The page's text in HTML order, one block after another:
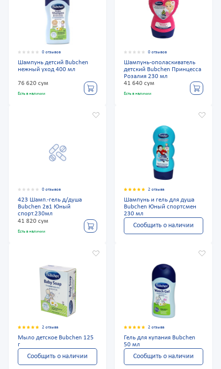
0 отзывов
Шампунь детсий Bubchen
нежный уход 400 мл
76 620 сум
Есть в наличии
0 отзывов
Шампунь-ополаскиватель
детский Bubchen Принцесса
Розалия 230 мл
41 640 сум
Есть в наличии
0 отзывов
423 Шамп.-гель д/душа
Bubchen 2в1 Юный
спорт.230мл
41 820 сум
Есть в наличии
2 отзыва
Шампунь и гель для душа
Bubchen Юный спортсмен
230 мл
Сообщить о наличии
2 отзыва
Мыло детское Bubchen 125
г
Сообщить о наличии
2 отзыва
Гель для купания Bubchen
50 мл
Сообщить о наличии